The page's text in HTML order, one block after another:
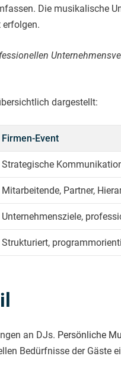
Die musikalische
erfolgen.
dargestellt:
Firmen-Event
Strategische
Mitarbeitende, Partner,
Unternehmensziele,
Strukturiert,
an DJs. Persönliche
Bedürfnisse der Gäste